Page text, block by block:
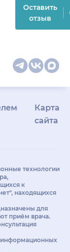
Оставить
отзыв
Карта
сайта
технологии
к
находящихся
для
приём врача.
информационных